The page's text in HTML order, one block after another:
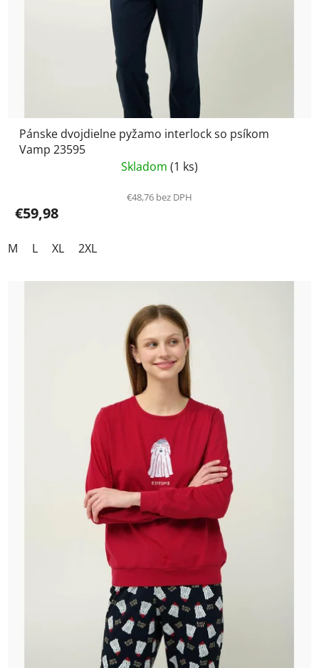
Pánske dvojdielne pyžamo interlock so psíkom
Vamp 23595
Skladom (1 ks)
€48,76 bez DPH
€59,98
M L XL 2XL